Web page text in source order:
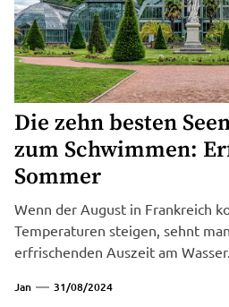
Die zehn besten
zum Schwimmen:
Sommer
Wenn der August in Frankreich
Temperaturen steigen, sehnt
erfrischenden Auszeit am
Jan 31/08/2024